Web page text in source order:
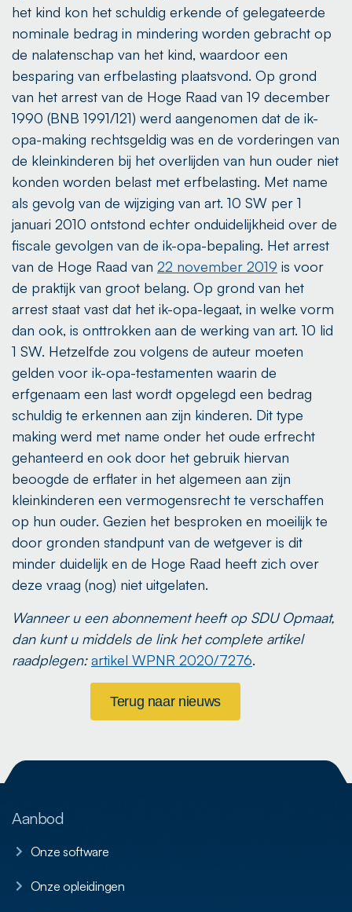
het kind kon het schuldig erkende of gelegateerde
nominale bedrag in mindering worden gebracht op
de nalatenschap van het kind, waardoor een
besparing van erfbelasting plaatsvond. Op grond
van het arrest van de Hoge Raad van 19 december
1990 (BNB 1991/121) werd aangenomen dat de ik-
opa-making rechtsgeldig was en de vorderingen van
de kleinkinderen bij het overlijden van hun ouder niet
konden worden belast met erfbelasting. Met name
als gevolg van de wijziging van art. 10 SW per 1
januari 2010 ontstond echter onduidelijkheid over de
fiscale gevolgen van de ik-opa-bepaling. Het arrest
van de Hoge Raad van 22 november 2019 is voor
de praktijk van groot belang. Op grond van het
arrest staat vast dat het ik-opa-legaat, in welke vorm
dan ook, is onttrokken aan de werking van art. 10 lid
1 SW. Hetzelfde zou volgens de auteur moeten
gelden voor ik-opa-testamenten waarin de
erfgenaam een last wordt opgelegd een bedrag
schuldig te erkennen aan zijn kinderen. Dit type
making werd met name onder het oude erfrecht
gehanteerd en ook door het gebruik hiervan
beoogde de erflater in het algemeen aan zijn
kleinkinderen een vermogensrecht te verschaffen
op hun ouder. Gezien het besproken en moeilijk te
door gronden standpunt van de wetgever is dit
minder duidelijk en de Hoge Raad heeft zich over
deze vraag (nog) niet uitgelaten.
Wanneer u een abonnement heeft op SDU Opmaat,
dan kunt u middels de link het complete artikel
raadplegen: artikel WPNR 2020/7276.
Terug naar nieuws
Aanbod
Onze software
Onze opleidingen